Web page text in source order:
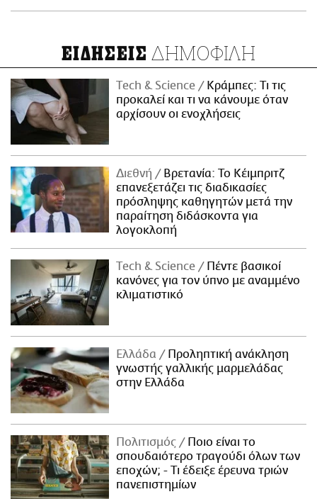
ΕΙΔΗΣΕΙΣ ΔΗΜΟΦΙΛΗ
Τech & Science
Κράμπες: Τι τις
προκαλεί και τι να κάνουμε όταν
αρχίσουν οι ενοχλήσεις
Διεθνή
Βρετανία: Το Κέιμπριτζ
επανεξετάζει τις διαδικασίες
πρόσληψης καθηγητών μετά την
παραίτηση διδάσκοντα για
λογοκλοπή
Τech & Science
Πέντε βασικοί
κανόνες για τον ύπνο με αναμμένο
κλιματιστικό
Ελλάδα
Προληπτική ανάκληση
γνωστής γαλλικής μαρμελάδας
στην Ελλάδα
Πολιτισμός
Ποιο είναι το
σπουδαιότερο τραγούδι όλων των
εποχών; - Τι έδειξε έρευνα τριών
πανεπιστημίων